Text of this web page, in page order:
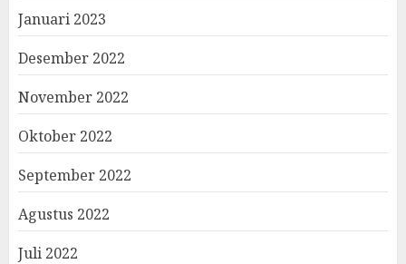
Januari 2023
Desember 2022
November 2022
Oktober 2022
September 2022
Agustus 2022
Juli 2022